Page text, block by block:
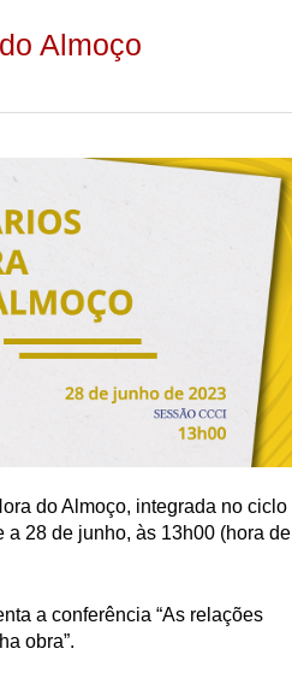
Almoço
do Almoço, integrada no ciclo
28 de junho, às 13h00 (hora de
a conferência “As relações
obra”.